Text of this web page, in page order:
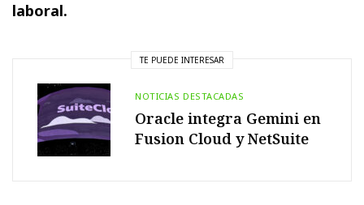
laboral.
TE PUEDE INTERESAR
NOTICIAS DESTACADAS
Oracle integra Gemini en
Fusion Cloud y NetSuite